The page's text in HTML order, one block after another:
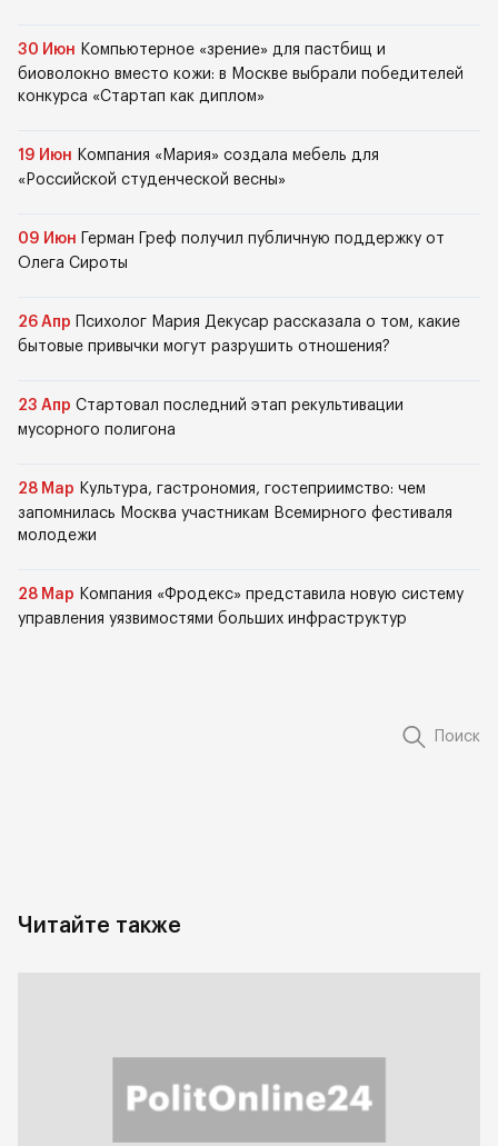
30 Июн Компьютерное «зрение» для пастбищ и
биоволокно вместо кожи: в Москве выбрали победителей
конкурса «Стартап как диплом»
19 Июн Компания «Мария» создала мебель для
«Российской студенческой весны»
09 Июн
Герман Греф получил публичную поддержку от
Олега Сироты
26 Апр
Психолог Мария Декусар рассказала о том, какие
бытовые привычки могут разрушить отношения?
23 Апр Стартовал последний этап рекультивации
мусорного полигона
28 Мар Культура, гастрономия, гостеприимство: чем
запомнилась Москва участникам Всемирного фестиваля
молодежи
28 Мар Компания «Фродекс» представила новую систему
управления уязвимостями больших инфраструктур
Поиск
Читайте также